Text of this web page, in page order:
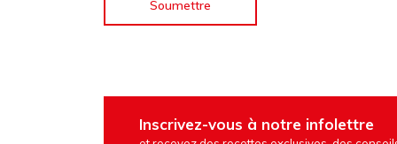
Inscrivez-vous à notre infolettre